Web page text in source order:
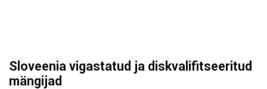
Sloveenia vigastatud ja diskvalifitseeritud
mängijad